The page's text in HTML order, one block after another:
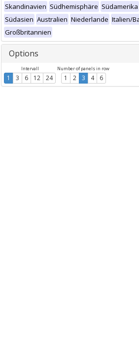
Skandinavien Südhemisphäre Südamerika
Südasien Australien Niederlande Italien/
Großbritannien
Options
Intervall
1 3 6 12 24
Number of panels in row
1 2 3 4 6